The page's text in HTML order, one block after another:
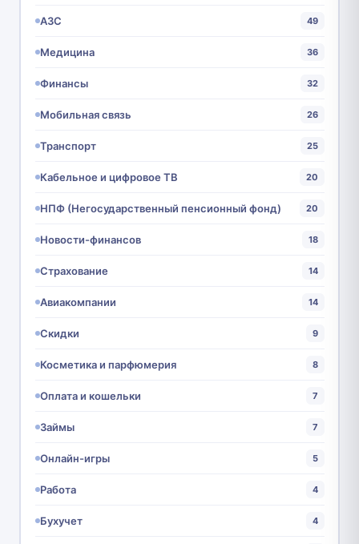
АЗС 49
Медицина 36
Финансы 32
Мобильная связь 26
Транспорт 25
Кабельное и цифровое ТВ 20
НПФ (Негосударственный пенсионный фонд) 20
Новости-финансов 18
Страхование 14
Авиакомпании 14
Скидки 9
Косметика и парфюмерия 8
Оплата и кошельки 7
Займы 7
Онлайн-игры 5
Работа 4
Бухучет 4